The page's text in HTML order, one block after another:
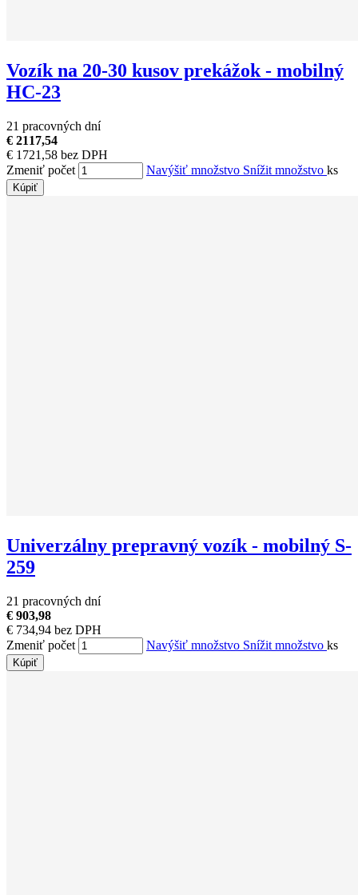
Vozík na 20-30 kusov prekážok - mobilný
HC-23
21 pracovných dní
€ 2117,54
€ 1721,58 bez DPH
Zmeniť počet
Navýšiť množstvo Snížit množstvo ks
Kúpiť
Univerzálny prepravný vozík - mobilný S-
259
21 pracovných dní
€ 903,98
€ 734,94 bez DPH
Zmeniť počet
Navýšiť množstvo Snížit množstvo ks
Kúpiť